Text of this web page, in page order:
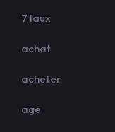
7 laux
achat
acheter
age